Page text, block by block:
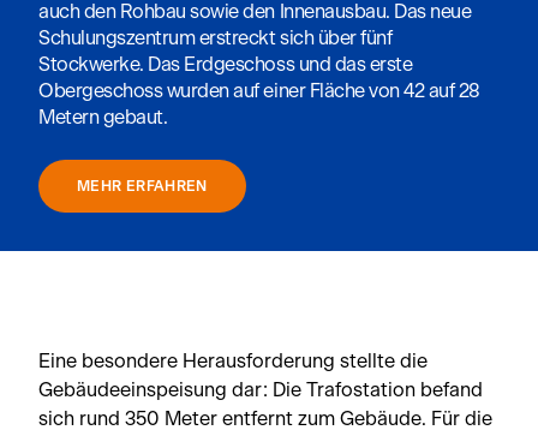
auch den Rohbau sowie den Innenausbau. Das neue
Schulungszentrum erstreckt sich über fünf
Stockwerke. Das Erdgeschoss und das erste
Obergeschoss wurden auf einer Fläche von 42 auf 28
Metern gebaut.
MEHR ERFAHREN
Eine besondere Herausforderung stellte die
Gebäudeeinspeisung dar: Die Trafostation befand
sich rund 350 Meter entfernt zum Gebäude. Für die